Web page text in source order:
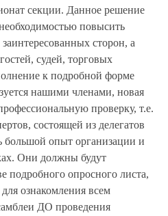
секции. Данное решение
повысить
сторон, а
судей, торговых
к подробной форме
нашими членами, новая
проверку, т.е.
состоящей из делегатов
опыт организации и
Они должны будут
подробного опросного листа,
ознакомления всем
ДО проведения